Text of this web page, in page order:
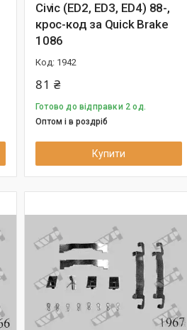
Civic (ED2, ED3, ED4) 88-,
крос-код за Quick Brake
1086
1942
81 ₴
Готово до відправки 2 од.
Оптом і в роздріб
Купити